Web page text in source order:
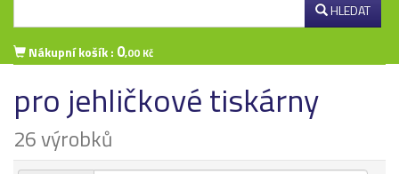
HLEDAT
Nákupní košík : 0,00 Kč
Přihlášení zákazníka
pro jehličkové tiskárny
26 výrobků